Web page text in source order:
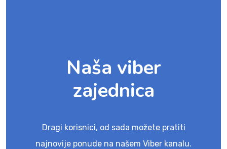
Naša viber
zajednica
Dragi korisnici, od sada možete pratiti
najnovije ponude na našem Viber kanalu.